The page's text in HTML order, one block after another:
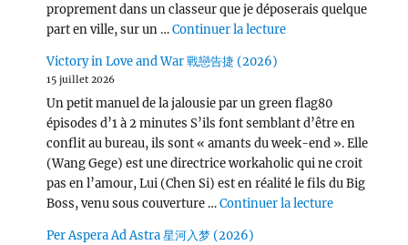
proprement dans un classeur que je déposerais quelque
part en ville, sur un …Continuer la lecturede « Wang Chu Ran
Victory in Love and War 戰戀告捷 (2026)
15 juillet 2026
Un petit manuel de la jalousie par un green flag80
épisodes d’1 à 2 minutes S’ils font semblant d’être en
conflit au bureau, ils sont « amants du week-end ». Elle
(Wang Gege) est une directrice workaholic qui ne croit
pas en l’amour, Lui (Chen Si) est en réalité le fils du Big
Boss, venu sous couverture …Continuer la lecturede « Victory
Per Aspera Ad Astra 星河入梦 (2026)